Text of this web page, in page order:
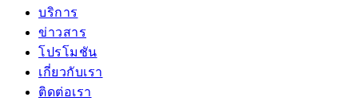
บริการ
ข่าวสาร
โปรโมชัน
เกี่ยวกับเรา
ติดต่อเรา